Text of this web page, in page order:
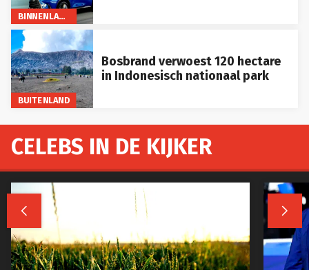
BINNENLAND
BUITENLAND
Bosbrand verwoest 120 hectare
in Indonesisch nationaal park
CELEBS IN DE KIJKER
 